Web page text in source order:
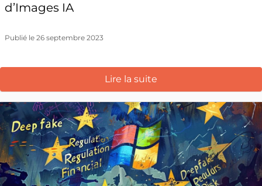
d’Images IA
Publié le 26 septembre 2023
Lire la suite